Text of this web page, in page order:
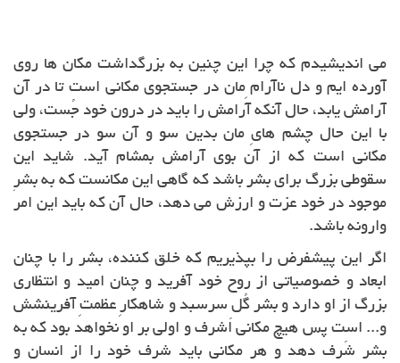
می اندیشیدم که چرا این چنین به بزرگداشت مکان ها روی
آورده ایم و دل ناآرام ِمان در جستجوی مکانی است تا در آن
آرامش یابد، حال آنکه آرامش را باید در درون خود جُست، ولی
با این حال چشم هایِ مان بدین سو و آن سو در جستجوی
مکانی است که از آن بوی آرامش بمشام آید. شاید این
سقوطی بزرگ برای بشر باشد که گاهی این مکانست که به بشرِ
موجود در خود عزت و ارزش می دهد، حال آن که باید این امر
وارونه باشد.
اگر این پیشفرض را بپذیریم که خلق کننده، بشر را با چنان
ابعاد و خصوصیاتی از روح خود آفرید و چنان امید و انتظاری
بزرگ از او دارد و بشر گُل سرسبد و شاهکارِ عظمتِ آفرینشش
و... است پس هیچ مکانی اَشرف و اولی بر او نخواهد بود که به
بشر شَرف دهد و هر مکانی باید شرف خود را از انسان و